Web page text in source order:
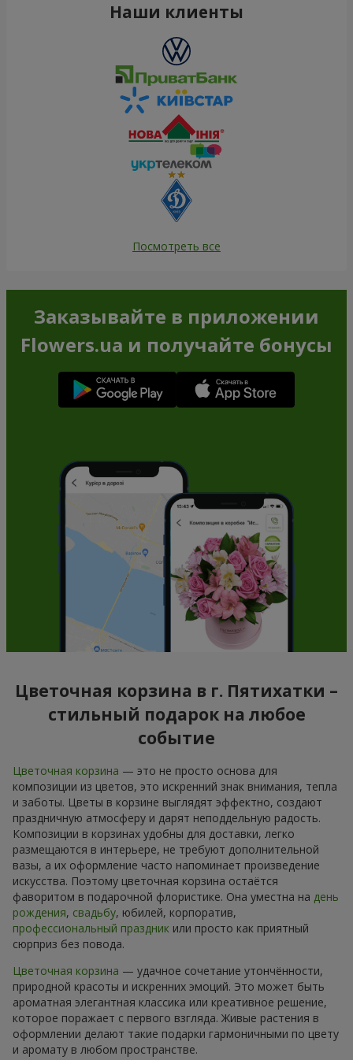
Наши клиенты
Посмотреть все
Заказывайте в приложении
Flowers.ua и получайте бонусы
Цветочная корзина в г. Пятихатки –
стильный подарок на любое
событие
Цветочная корзина — это не просто основа для
композиции из цветов, это искренний знак внимания, тепла
и заботы. Цветы в корзине выглядят эффектно, создают
праздничную атмосферу и дарят неподдельную радость.
Композиции в корзинах удобны для доставки, легко
размещаются в интерьере, не требуют дополнительной
вазы, а их оформление часто напоминает произведение
искусства. Поэтому цветочная корзина остаётся
фаворитом в подарочной флористике. Она уместна на день
рождения, свадьбу, юбилей, корпоратив,
профессиональный праздник или просто как приятный
сюрприз без повода.
Цветочная корзина — удачное сочетание утончённости,
природной красоты и искренних эмоций. Это может быть
ароматная элегантная классика или креативное решение,
которое поражает с первого взгляда. Живые растения в
оформлении делают такие подарки гармоничными по цвету
и аромату в любом пространстве.